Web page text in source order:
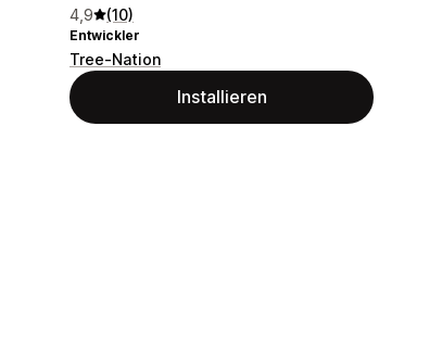
4,9 (10)
Entwickler
Tree-Nation
Installieren